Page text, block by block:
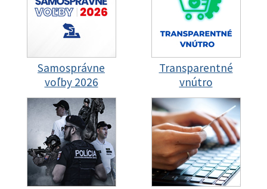
Samosprávne
voľby 2026
Transparentné
vnútro